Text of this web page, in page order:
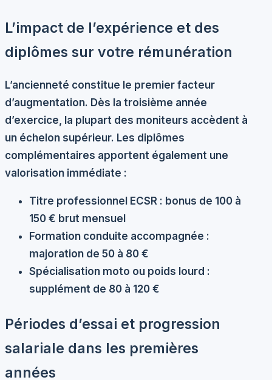
L’impact de l’expérience et des
diplômes sur votre rémunération
L’ancienneté constitue le premier facteur
d’augmentation. Dès la troisième année
d’exercice, la plupart des moniteurs accèdent à
un échelon supérieur. Les diplômes
complémentaires apportent également une
valorisation immédiate :
Titre professionnel ECSR : bonus de 100 à
150 € brut mensuel
Formation conduite accompagnée :
majoration de 50 à 80 €
Spécialisation moto ou poids lourd :
supplément de 80 à 120 €
Périodes d’essai et progression
salariale dans les premières
années